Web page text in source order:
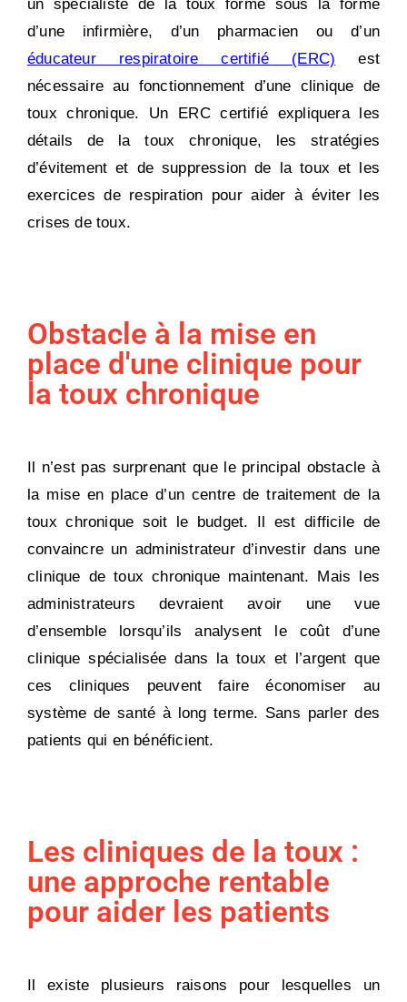
un spécialiste de la toux formé sous la forme
d’une infirmière, d’un pharmacien ou d’un
éducateur respiratoire certifié (ERC) est
nécessaire au fonctionnement d’une clinique de
toux chronique. Un ERC certifié expliquera les
détails de la toux chronique, les stratégies
d’évitement et de suppression de la toux et les
exercices de respiration pour aider à éviter les
crises de toux.
Obstacle à la mise en
place d'une clinique pour
la toux chronique
Il n’est pas surprenant que le principal obstacle à
la mise en place d’un centre de traitement de la
toux chronique soit le budget. Il est difficile de
convaincre un administrateur d’investir dans une
clinique de toux chronique maintenant. Mais les
administrateurs devraient avoir une vue
d’ensemble lorsqu’ils analysent le coût d’une
clinique spécialisée dans la toux et l’argent que
ces cliniques peuvent faire économiser au
système de santé à long terme. Sans parler des
patients qui en bénéficient.
Les cliniques de la toux :
une approche rentable
pour aider les patients
Il existe plusieurs raisons pour lesquelles un